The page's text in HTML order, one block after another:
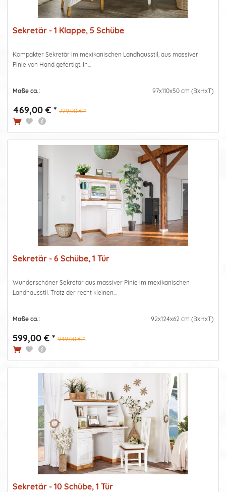
Sekretär - 1 Klappe, 5 Schübe
Kompakter Sekretär im mexikanischen Landhausstil, aus massiver
Pinie von Hand gefertigt. In...
Maße ca.: 97x110x50 cm (BxHxT)
469,00 € * 729,00 € *
Sekretär - 6 Schübe, 1 Tür
Wunderschöner Sekretär aus massiver Pinie im mexikanischen
Landhausstil. Trotz der recht kleinen...
Maße ca.: 92x124x62 cm (BxHxT)
599,00 € * 949,00 € *
Sekretär - 10 Schübe, 1 Tür